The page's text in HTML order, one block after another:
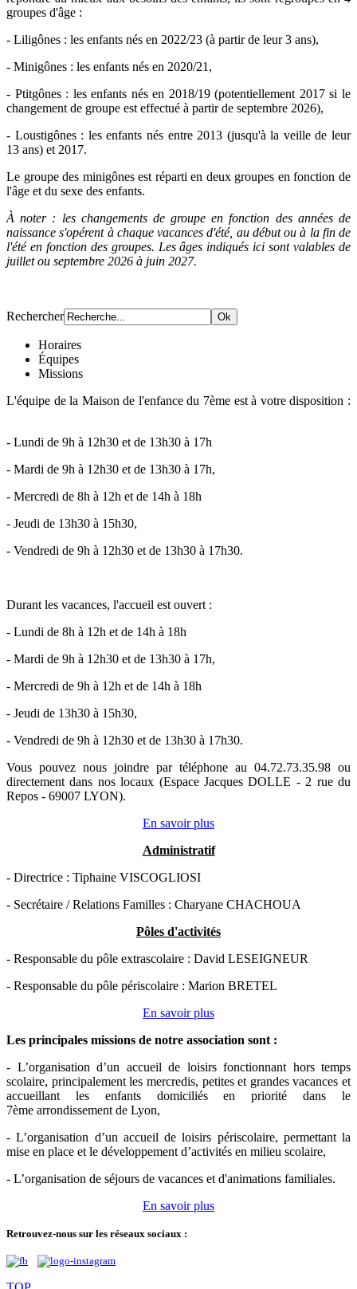
groupes d'âge :
- Liligônes : les enfants nés en 2022/23 (à partir de leur 3 ans),
- Minigônes : les enfants nés en 2020/21,
- Ptitgônes : les enfants nés en 2018/19 (potentiellement 2017 si le
changement de groupe est effectué à partir de septembre 2026),
- Loustigônes : les enfants nés entre 2013 (jusqu'à la veille de leur
13 ans) et 2017.
Le groupe des minigônes est réparti en deux groupes en fonction de
l'âge et du sexe des enfants.
À noter : les changements de groupe en fonction des années de
naissance s'opérent à chaque vacances d'été, au début ou à la fin de
l'été en fonction des groupes. Les âges indiqués ici sont valables de
juillet ou septembre 2026 à juin 2027.
Rechercher
Horaires
Équipes
Missions
L'équipe de la Maison de l'enfance du 7ème est à votre disposition :
- Lundi de 9h à 12h30 et de 13h30 à 17h
- Mardi de 9h à 12h30 et de 13h30 à 17h,
- Mercredi de 8h à 12h et de 14h à 18h
- Jeudi de 13h30 à 15h30,
- Vendredi de 9h à 12h30 et de 13h30 à 17h30.
Durant les vacances, l'accueil est ouvert :
- Lundi de 8h à 12h et de 14h à 18h
- Mardi de 9h à 12h30 et de 13h30 à 17h,
- Mercredi de 9h à 12h et de 14h à 18h
- Jeudi de 13h30 à 15h30,
- Vendredi de 9h à 12h30 et de 13h30 à 17h30.
Vous pouvez nous joindre par téléphone au 04.72.73.35.98 ou
directement dans nos locaux (Espace Jacques DOLLE - 2 rue du
Repos - 69007 LYON).
En savoir plus
Administratif
- Directrice : Tiphaine VISCOGLIOSI
- Secrétaire / Relations Familles : Charyane CHACHOUA
Pôles d'activités
- Responsable du pôle extrascolaire : David LESEIGNEUR
- Responsable du pôle périscolaire : Marion BRETEL
En savoir plus
Les principales missions de notre association sont :
- L’organisation d’un accueil de loisirs fonctionnant hors temps
scolaire, principalement les mercredis, petites et grandes vacances et
accueillant les enfants domiciliés en priorité dans le
7ème arrondissement de Lyon,
- L’organisation d’un accueil de loisirs périscolaire, permettant la
mise en place et le développement d’activités en milieu scolaire,
- L’organisation de séjours de vacances et d'animations familiales.
En savoir plus
Retrouvez-nous sur les réseaux sociaux :